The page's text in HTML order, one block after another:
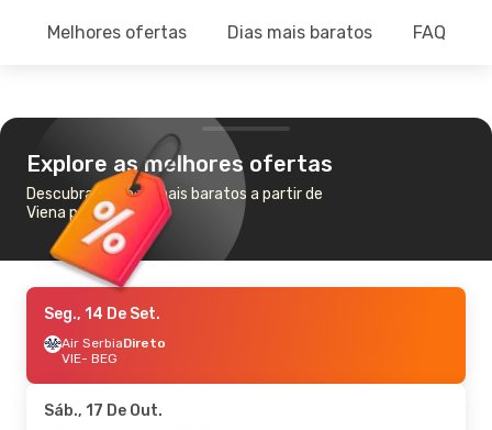
Melhores ofertas Dias mais baratos FAQ
Explore as melhores ofertas
Descubra os voos mais baratos a partir de
Viena para Belgrado
Seg., 14 De Set.
Air SerbiaDireto
VIE- BEG
Sáb., 17 De Out.